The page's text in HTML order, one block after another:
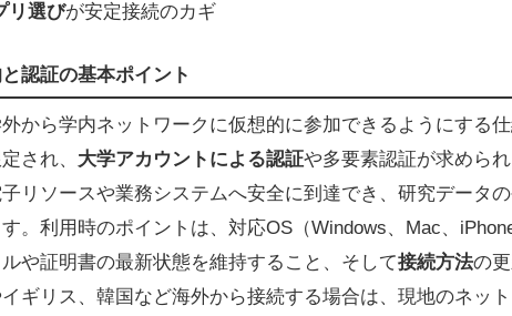
リ選びが安定接続のカギ
認証の基本ポイント
から学内ネットワークに仮想的に参加できるようにする
され、 大学アカウントによる認証や多要素認証が求めら
リソースや業務システムへ安全に到達でき、研究データ
。利用時のポイントは、対応OS（Windows、Mac、
や証明書の最新状態を維持すること、そして接続方法の
ギリス、韓国など海外から接続する場合は、現地のネッ